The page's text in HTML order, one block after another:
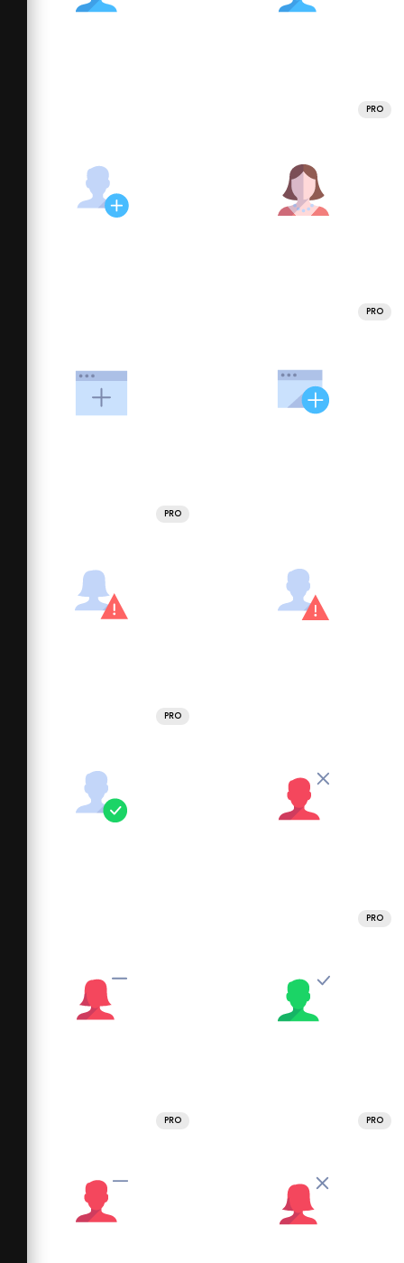
PRO
PRO
PRO
PRO
PRO
PRO PRO